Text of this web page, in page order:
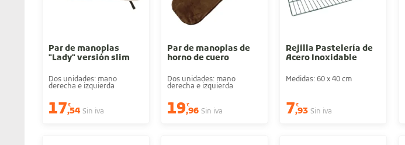
Par de manoplas
"Lady" versión slim
Dos unidades: mano
derecha e izquierda
17€
,54 Sin iva
Par de manoplas de
horno de cuero
Dos unidades: mano
derecha e izquierda
19€
,96 Sin iva
Rejilla Pastelería de
Acero Inoxidable
Medidas: 60 x 40 cm
7€
,93 Sin iva